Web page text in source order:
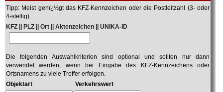
Tipp: Meist genï¿½gt das KFZ-Kennzeichen oder die Postleitzahl (3- oder
4-stellig).
KFZ || PLZ || Ort || Aktenzeichen || UNIKA-ID
Die folgenden Auswahlkriterien sind optional und sollten nur dann
verwendet werden, wenn bei Eingabe des KFZ-Kennzeichens oder
Ortsnamens zu viele Treffer erfolgen.
Objektart
Verkehrswert